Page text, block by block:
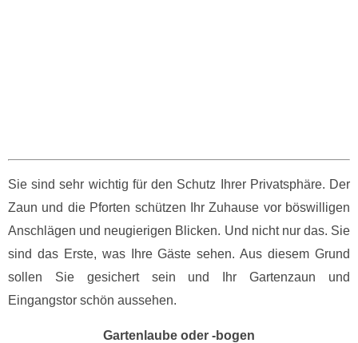
Sie sind sehr wichtig für den Schutz Ihrer Privatsphäre. Der
Zaun und die Pforten schützen Ihr Zuhause vor böswilligen
Anschlägen und neugierigen Blicken. Und nicht nur das. Sie
sind das Erste, was Ihre Gäste sehen. Aus diesem Grund
sollen Sie gesichert sein und Ihr Gartenzaun und
Eingangstor schön aussehen.
Gartenlaube oder -bogen